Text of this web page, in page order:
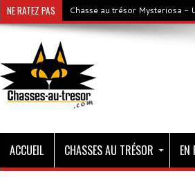
NE RATEZ PAS Chasse au trésor Mysteriosa -
ACCUEIL CHASSES AU TRÉSOR EN